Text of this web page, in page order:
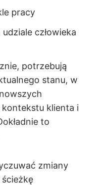
pracy
człowieka
potrzebują
stanu, w
klienta i
to
zmiany